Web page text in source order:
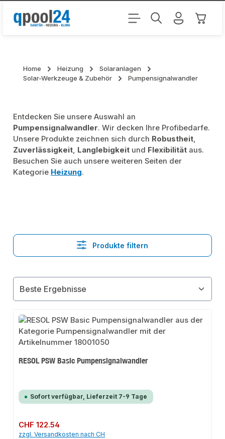
Zum Hauptinhalt springen
Home Heizung
Solaranlagen
Solar-Werkzeuge & Zubehör
Pumpensignalwandler
Entdecken Sie unsere Auswahl an
Pumpensignalwandler. Wir decken Ihre Profibedarfe.
Unsere Produkte zeichnen sich durch Robustheit,
Zuverlässigkeit, Langlebigkeit und Flexibilität aus.
Besuchen Sie auch unsere weiteren Seiten der
Kategorie Heizung.
Produkte filtern
RESOL PSW Basic Pumpensignalwandler
Sofort verfügbar, Lieferzeit 7-9 Tage
Regulärer Preis:
CHF 122.54
zzgl. Versandkosten nach CH